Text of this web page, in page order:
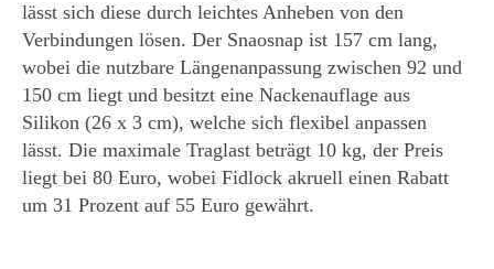
lässt sich diese durch leichtes Anheben von den
Verbindungen lösen. Der Snaosnap ist 157 cm lang,
wobei die nutzbare Längenanpassung zwischen 92 und
150 cm liegt und besitzt eine Nackenauflage aus
Silikon (26 x 3 cm), welche sich flexibel anpassen
lässt. Die maximale Traglast beträgt 10 kg, der Preis
liegt bei 80 Euro, wobei Fidlock akruell einen Rabatt
um 31 Prozent auf 55 Euro gewährt.